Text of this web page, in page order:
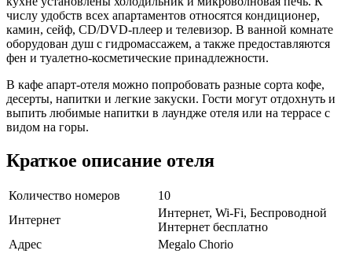
числу удобств всех апартаментов относятся кондиционер,
камин, сейф, CD/DVD-плеер и телевизор. В ванной комнате
оборудован душ с гидромассажем, а также предоставляются
фен и туалетно-косметические принадлежности.
В кафе апарт-отеля можно попробовать разные сорта кофе,
десерты, напитки и легкие закуски. Гости могут отдохнуть и
выпить любимые напитки в лаундже отеля или на террасе с
видом на горы.
Краткое описание отеля
Количество номеров
10
Интернет
Интернет, Wi-Fi, Беспроводной
Интернет бесплатно
Адрес
Megalo Chorio